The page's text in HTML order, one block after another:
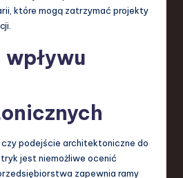
które mogą zatrzymać projekty
czy podejście architektoniczne do
jest niemożliwe ocenić
zapewnia ramy